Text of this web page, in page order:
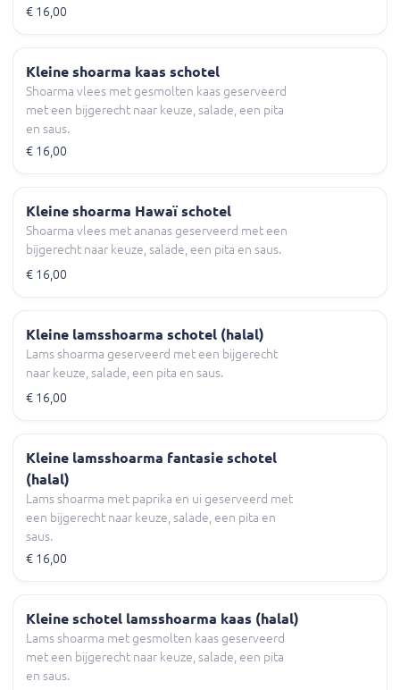
€ 16,00
Kleine shoarma kaas schotel
Shoarma vlees met gesmolten kaas geserveerd
met een bijgerecht naar keuze, salade, een pita
en saus.
€ 16,00
Kleine shoarma Hawaï schotel
Shoarma vlees met ananas geserveerd met een
bijgerecht naar keuze, salade, een pita en saus.
€ 16,00
Kleine lamsshoarma schotel (halal)
Lams shoarma geserveerd met een bijgerecht
naar keuze, salade, een pita en saus.
€ 16,00
Kleine lamsshoarma fantasie schotel
(halal)
Lams shoarma met paprika en ui geserveerd met
een bijgerecht naar keuze, salade, een pita en
saus.
€ 16,00
Kleine schotel lamsshoarma kaas (halal)
Lams shoarma met gesmolten kaas geserveerd
met een bijgerecht naar keuze, salade, een pita
en saus.